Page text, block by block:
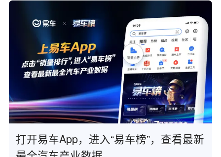
打开易车App，进入“易车榜”，查看最新